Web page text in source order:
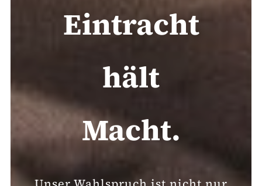
Eintracht
hält
Macht.